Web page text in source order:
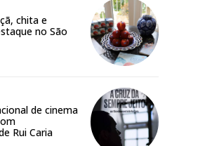
chita e
no São
de cinema
Rui Caria